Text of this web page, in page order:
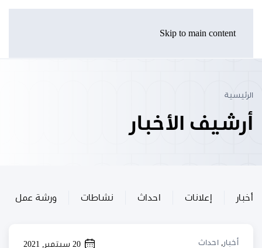
Skip to main content
الرئيسية
أرشيف الأخبار
أخبار إعلانات احداث نشاطات ورشة عمل
أخبار , احداث 20 سبتمبر, 2021